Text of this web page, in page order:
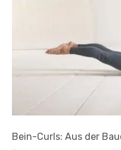
Bein-Curls: Aus der